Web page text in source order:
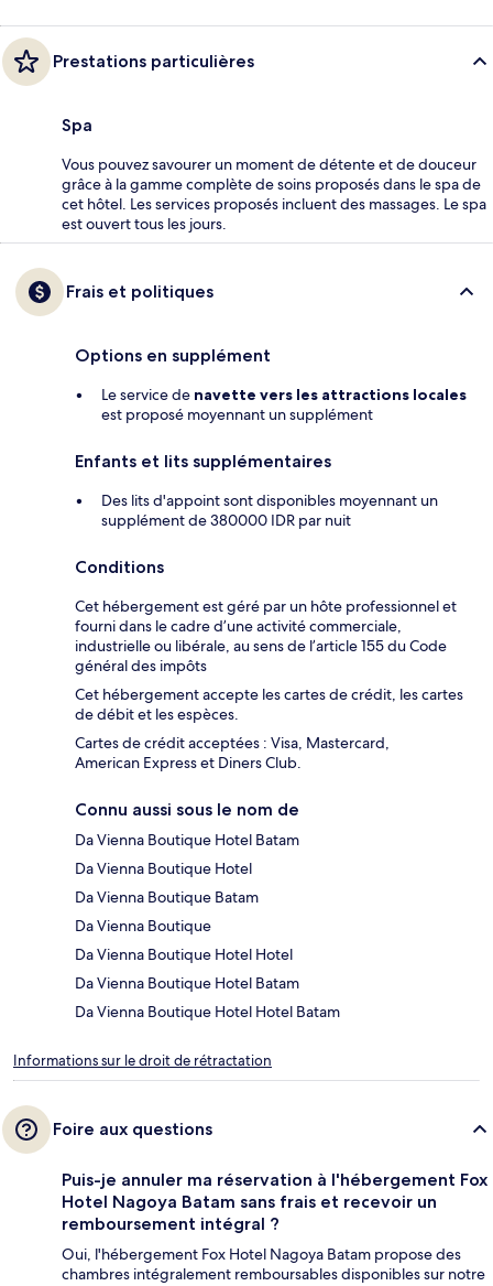
Prestations particulières
Spa
Vous pouvez savourer un moment de détente et de douceur
grâce à la gamme complète de soins proposés dans le spa de
cet hôtel. Les services proposés incluent des massages. Le spa
est ouvert tous les jours.
Frais et politiques
Options en supplément
Le service de navette vers les attractions locales
est proposé moyennant un supplément
Enfants et lits supplémentaires
Des lits d'appoint sont disponibles moyennant un
supplément de 380000 IDR par nuit
Conditions
Cet hébergement est géré par un hôte professionnel et
fourni dans le cadre d’une activité commerciale,
industrielle ou libérale, au sens de l’article 155 du Code
général des impôts
Cet hébergement accepte les cartes de crédit, les cartes
de débit et les espèces.
Cartes de crédit acceptées : Visa, Mastercard,
American Express et Diners Club.
Connu aussi sous le nom de
Da Vienna Boutique Hotel Batam
Da Vienna Boutique Hotel
Da Vienna Boutique Batam
Da Vienna Boutique
Da Vienna Boutique Hotel Hotel
Da Vienna Boutique Hotel Batam
Da Vienna Boutique Hotel Hotel Batam
Informations sur le droit de rétractation
Foire aux questions
Puis-je annuler ma réservation à l'hébergement Fox
Hotel Nagoya Batam sans frais et recevoir un
remboursement intégral ?
Oui, l'hébergement Fox Hotel Nagoya Batam propose des
chambres intégralement remboursables disponibles sur notre